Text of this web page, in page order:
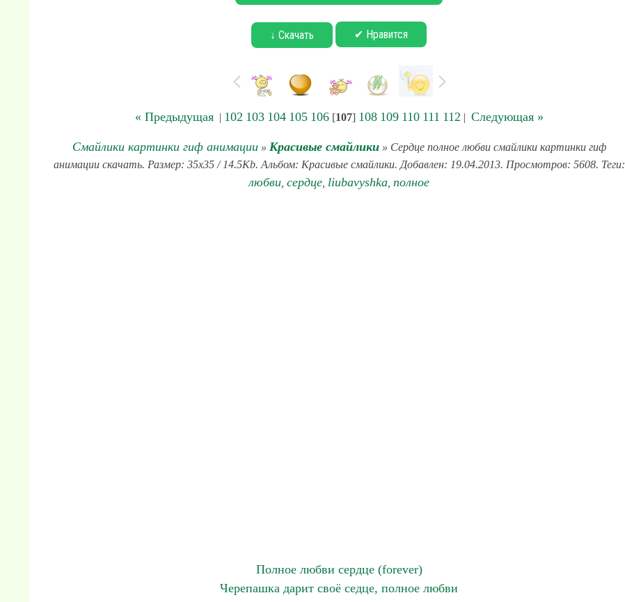
↓ Скачать ✔ Нравится
« Предыдущая| 102 103 104 105 106[107] 108 109 110 111 112 | Следующая »
Смайлики картинки гиф анимации» Красивые смайлики» Сердце полное любви смайлики картинки гиф
анимации скачать. Размер: 35x35 / 14.5Kb. Альбом: Красивые смайлики. Добавлен: 19.04.2013. Просмотров: 5608. Теги:
любви сердце liubavyshka полное
Полное любви сердце (forever)
Черепашка дарит своё седце, полное любви